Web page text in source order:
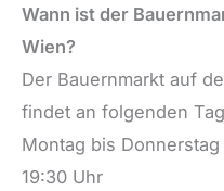
Wann ist der
Wien?
Der Bauernmarkt auf
findet an folgenden
Montag bis
19:30 Uhr